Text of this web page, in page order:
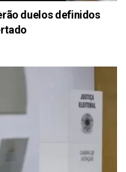
duelos definidos